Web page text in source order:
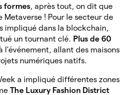
formes, après tout, on dit que
Metaverse ! Pour le secteur de
impliqué dans la blockchain,
un tournant clé. Plus de 60
allant des maisons
numériques natifs.
a impliqué différentes zones
The Luxury Fashion District